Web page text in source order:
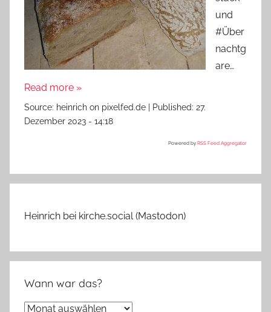
und
#Über
nachtg
are…
Read more »
Source: heinrich on pixelfed.de Published: 27.
Dezember 2023 - 14:18
Powered by RSS Feed Aggregator
Heinrich bei kirche.social (Mastodon)
Wann war das?
Wann